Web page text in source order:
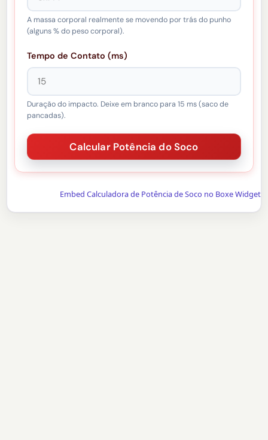
A massa corporal realmente se movendo por trás do punho
(alguns % do peso corporal).
Tempo de Contato (ms)
Duração do impacto. Deixe em branco para 15 ms (saco de
pancadas).
Embed Calculadora de Potência de Soco no Boxe Widget